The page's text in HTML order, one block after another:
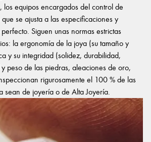
los equipos encargados del control de
se ajusta a las especificaciones y
Siguen unas normas estrictas
la ergonomía de la joya (su tamaño y
y su integridad (solidez, durabilidad,
peso de las piedras, aleaciones de oro,
rigurosamente el 100 % de las
sean de joyería o de Alta Joyería.